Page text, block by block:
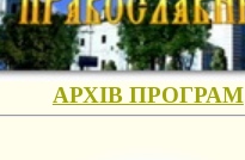
АРХІВ ПРОГРАМ